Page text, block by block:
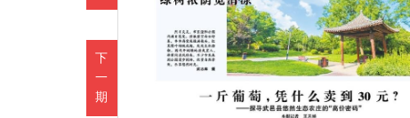
下
一
期